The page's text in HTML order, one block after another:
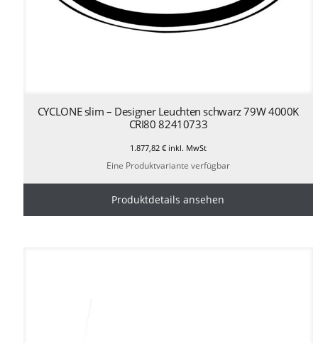
CYCLONE slim – Designer Leuchten schwarz 79W 4000K
CRI80 82410733
1.877,82 €inkl. MwSt
Eine Produktvariante verfügbar
Produktdetails ansehen